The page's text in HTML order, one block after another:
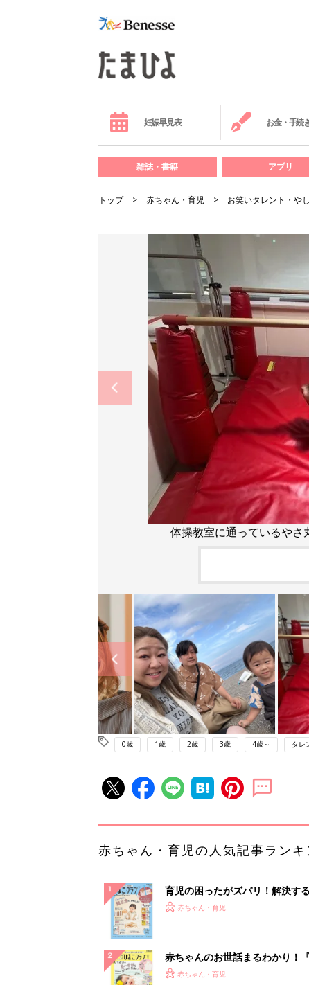
妊娠早見表 お金・手続
雑誌・書籍 アプリ
トップ 赤ちゃん・育児 お笑いタレント・や
体操教室に通っているやさ
0歳 1歳 2歳 3歳 4歳～ タレ
赤ちゃん・育児の人気記事ランキ
育児の困ったがズバリ！解決す
『ひよこクラブ 秋号』 4カ月～
赤ちゃん・育児
赤ちゃんのお世話まるわかり！
てのひよこクラブ 夏号』〈巻頭
赤ちゃん・育児